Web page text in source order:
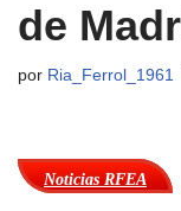
de
por Ria_Ferrol_1961
Noticias RFEA